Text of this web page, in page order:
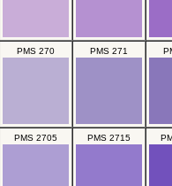
PMS 270 PMS 271
PMS 2705 PMS 2715